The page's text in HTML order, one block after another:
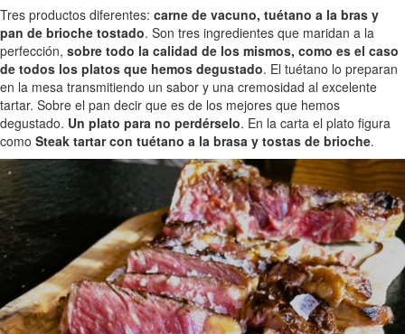
Tres productos diferentes: carne de vacuno, tuétano a la bras y
pan de brioche tostado. Son tres ingredientes que maridan a la
perfección, sobre todo la calidad de los mismos, como es el caso
de todos los platos que hemos degustado. El tuétano lo preparan
en la mesa transmitiendo un sabor y una cremosidad al excelente
tartar. Sobre el pan decir que es de los mejores que hemos
degustado. Un plato para no perdérselo. En la carta el plato figura
como Steak tartar con tuétano a la brasa y tostas de brioche.